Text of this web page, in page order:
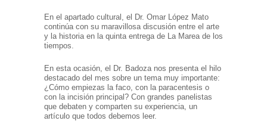
En el apartado cultural, el Dr. Omar López Mato
continúa con su maravillosa discusión entre el arte
y la historia en la quinta entrega de La Marea de los
tiempos.
En esta ocasión, el Dr. Badoza nos presenta el hilo
destacado del mes sobre un tema muy importante:
¿Cómo empiezas la faco, con la paracentesis o
con la incisión principal? Con grandes panelistas
que debaten y comparten su experiencia, un
artículo que todos debemos leer.